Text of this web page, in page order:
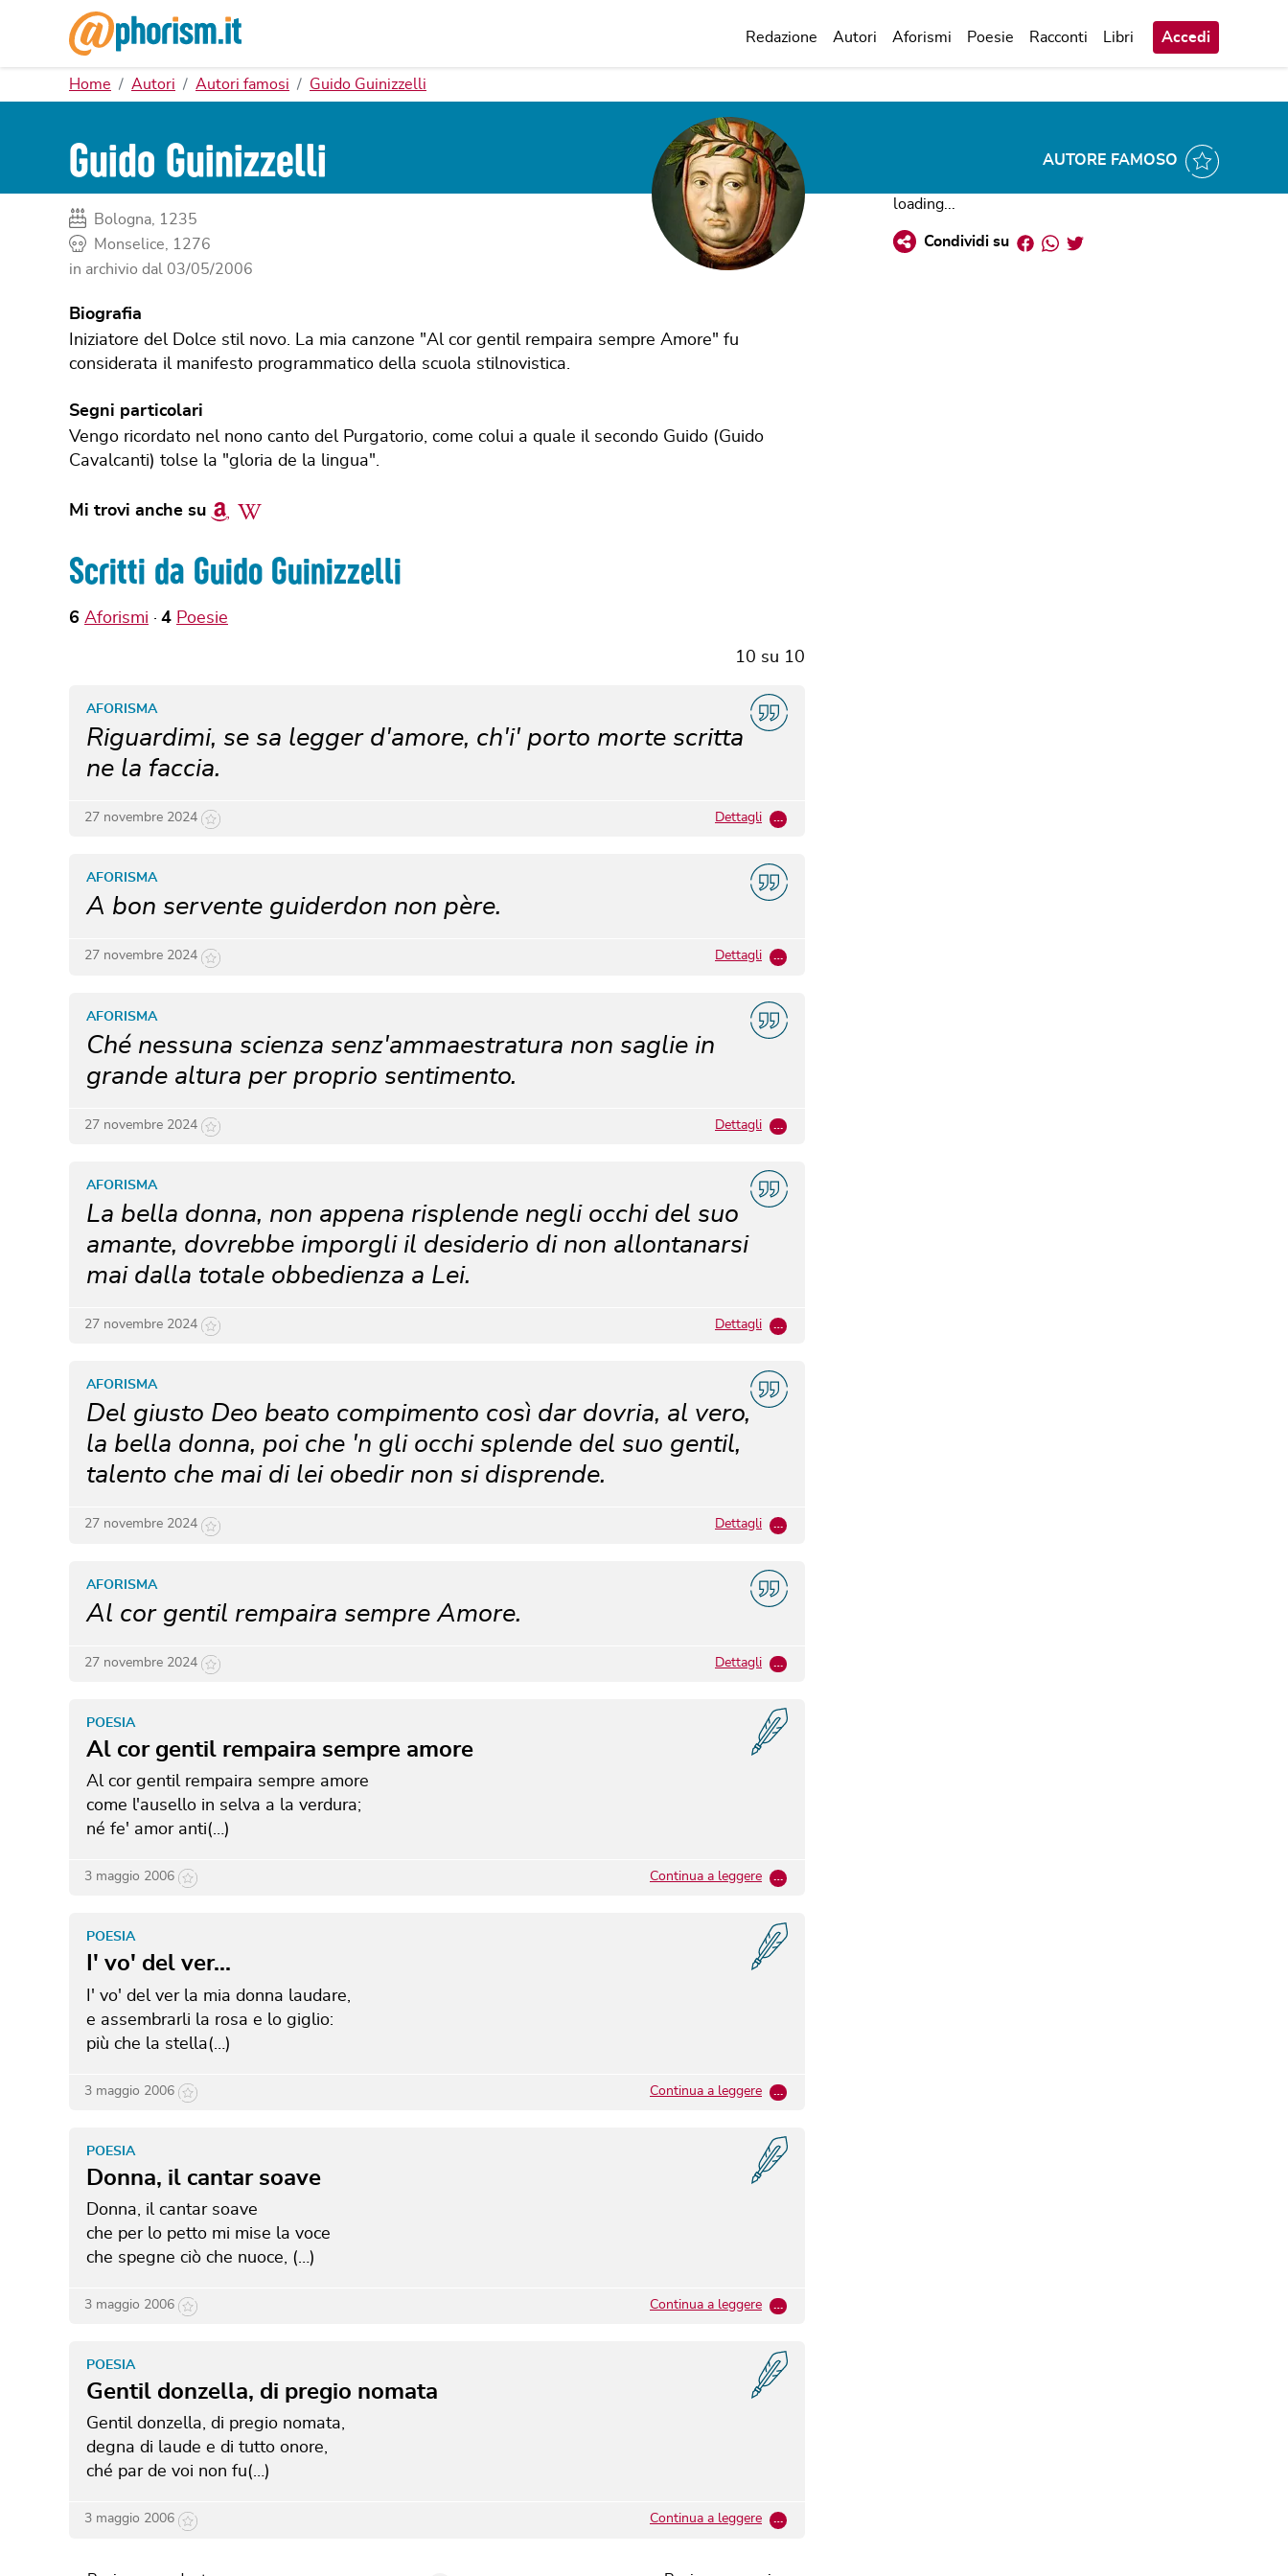
Redazione Autori Aforismi Poesie Racconti Libri Accedi
Home Autori Autori famosi Guido Guinizzelli
Guido Guinizzelli AUTORE FAMOSO
Bologna, 1235
Monselice, 1276
in archivio dal 03/05/2006
Biografia
Iniziatore del Dolce stil novo. La mia canzone "Al cor gentil rempaira sempre Amore" fu
considerata il manifesto programmatico della scuola stilnovistica.
Segni particolari
Vengo ricordato nel nono canto del Purgatorio, come colui a quale il secondo Guido (Guido
Cavalcanti) tolse la "gloria de la lingua".
Mi trovi anche su AmazonWikipedia
Scritti da Guido Guinizzelli
6 Aforismi 4 Poesie
10 su 10
Riguardimi, se sa legger d'amore, ch'i' porto morte scritta
ne la faccia.
AFORISMA
27 novembre 2024 Dettagli …
A bon servente guiderdon non père.
AFORISMA
27 novembre 2024 Dettagli …
Ché nessuna scienza senz'ammaestratura non saglie in
grande altura per proprio sentimento.
AFORISMA
27 novembre 2024 Dettagli …
La bella donna, non appena risplende negli occhi del suo
amante, dovrebbe imporgli il desiderio di non allontanarsi
mai dalla totale obbedienza a Lei.
AFORISMA
27 novembre 2024 Dettagli …
Del giusto Deo beato compimento così dar dovria, al vero,
la bella donna, poi che 'n gli occhi splende del suo gentil,
talento che mai di lei obedir non si disprende.
AFORISMA
27 novembre 2024 Dettagli …
Al cor gentil rempaira sempre Amore.
AFORISMA
27 novembre 2024 Dettagli …
Al cor gentil rempaira sempre amore
POESIA
Al cor gentil rempaira sempre amore
come l'ausello in selva a la verdura;
né fe' amor anti(…)
3 maggio 2006 Continua a leggere …
I' vo' del ver...
POESIA
I' vo' del ver la mia donna laudare,
e assembrarli la rosa e lo giglio:
più che la stella(…)
3 maggio 2006 Continua a leggere …
Donna, il cantar soave
POESIA
Donna, il cantar soave
che per lo petto mi mise la voce
che spegne ciò che nuoce, (…)
3 maggio 2006 Continua a leggere …
Gentil donzella, di pregio nomata
POESIA
Gentil donzella, di pregio nomata,
degna di laude e di tutto onore,
ché par de voi non fu(…)
3 maggio 2006 Continua a leggere …
loading...
Condividi su Facebook
Whatsapp
Twitter